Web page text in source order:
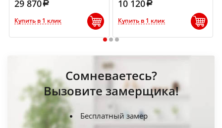
29 870
Купить в 1 клик
10 120
Купить в 1 клик
1 2 3
Сомневаетесь?
Вызовите замерщика!
Бесплатный замер